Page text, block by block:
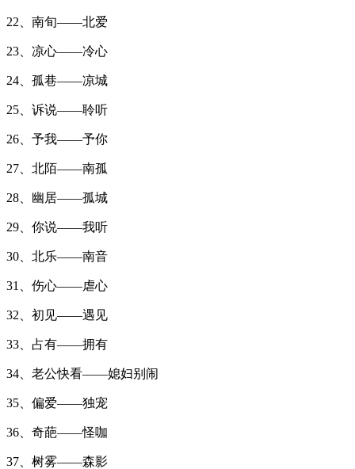
22、南旬——北爱
23、凉心——冷心
24、孤巷——凉城
25、诉说——聆听
26、予我——予你
27、北陌——南孤
28、幽居——孤城
29、你说——我听
30、北乐——南音
31、伤心——虐心
32、初见——遇见
33、占有——拥有
34、老公快看——媳妇别闹
35、偏爱——独宠
36、奇葩——怪咖
37、树雾——森影